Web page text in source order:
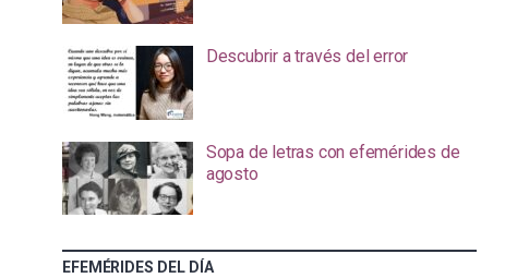
Descubrir a través del error
Sopa de letras con efemérides de
agosto
EFEMÉRIDES DEL DÍA